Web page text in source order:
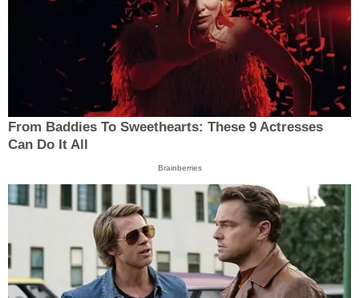
From Baddies To Sweethearts: These 9 Actresses
Can Do It All
Brainberries